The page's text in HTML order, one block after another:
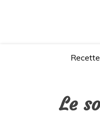
Le